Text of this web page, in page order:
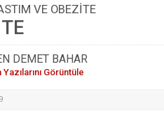
Yücel
ÖNÜNDE ANNELER TARİH
ODASI
asla erişemeyecekler
2019 YILI PAMUK
VE OBEZİTE
DEMET BAHAR
Görüntüle